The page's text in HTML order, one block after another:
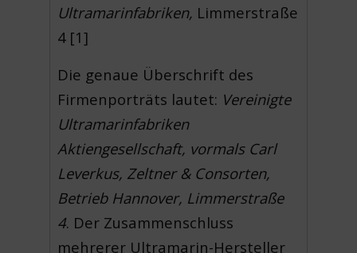
Ultramarinfabriken, Limmerstraße
4 [1]
Die genaue Überschrift des
Firmenporträts lautet: Vereinigte
Ultramarinfabriken
Aktiengesellschaft, vormals Carl
Leverkus, Zeltner & Consorten,
Betrieb Hannover, Limmerstraße
4. Der Zusammenschluss
mehrerer Ultramarin-Hersteller